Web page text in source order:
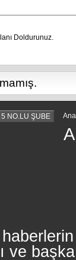
Doldurunuz.
NO.LU ŞUBE
ve